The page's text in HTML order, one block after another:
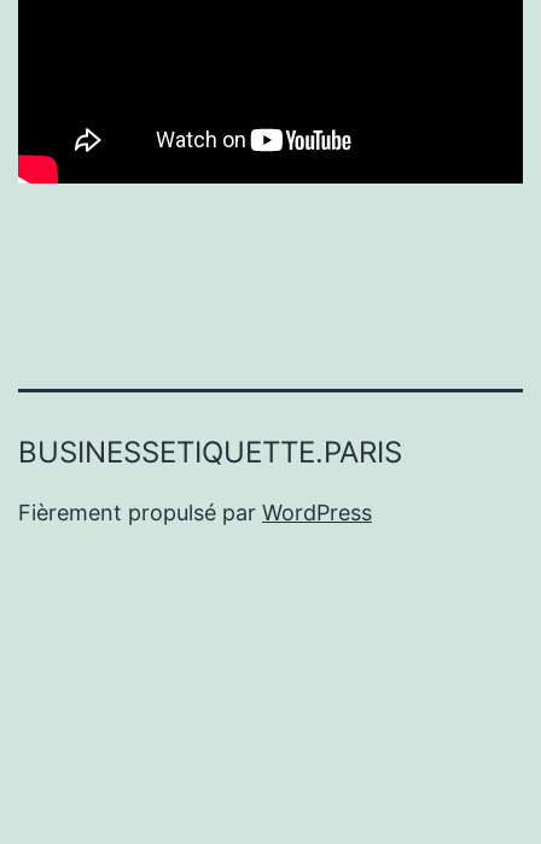
BUSINESSETIQUETTE.PARIS
Fièrement propulsé par WordPress